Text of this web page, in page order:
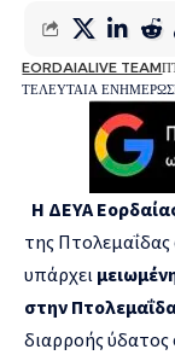
ΤΕΛΕΥΤΑΙΑ
EORDAIALIVE TEAM
Η ΔΕΥΑ
της
υπάρχει
στην
διαρροής ύδατος